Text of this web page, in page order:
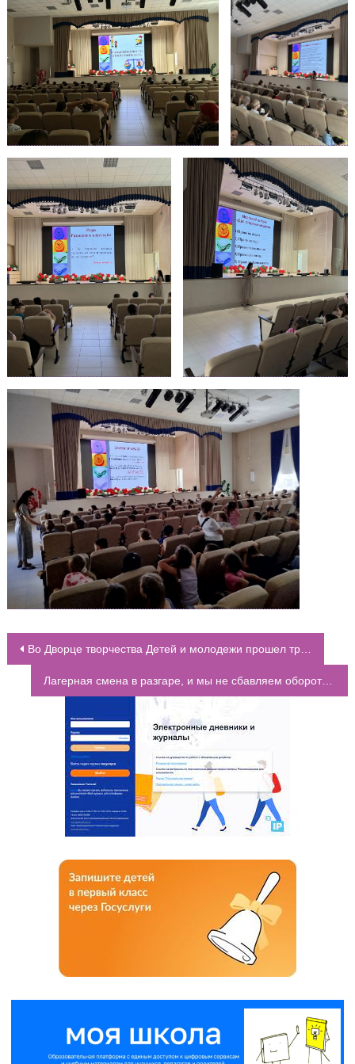
НАВИГАЦИЯ ПО ЗАПИСЯМ
Во Дворце творчества Детей и молодежи прошел традиционный ежегодный экологический фестиваль «Экомир»
Лагерная смена в разгаре, и мы не сбавляем обороты!